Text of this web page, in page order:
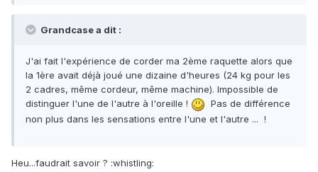
Grandcase a dit :
J'ai fait l'expérience de corder ma 2ème raquette alors que
la 1ère avait déjà joué une dizaine d'heures (24 kg pour les
2 cadres, même cordeur, même machine). Impossible de
distinguer l'une de l'autre à l'oreille !
Pas de différence
non plus dans les sensations entre l'une et l'autre ... !
Heu...faudrait savoir ? :whistling: